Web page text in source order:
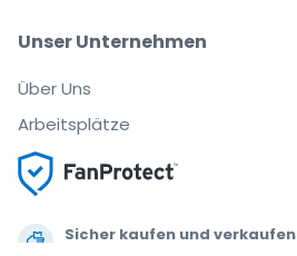
Sicher kaufen und verkaufen
Unser Unternehmen
Über Uns
Arbeitsplätze